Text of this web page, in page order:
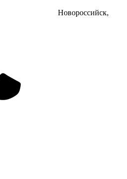
Новороссийск,